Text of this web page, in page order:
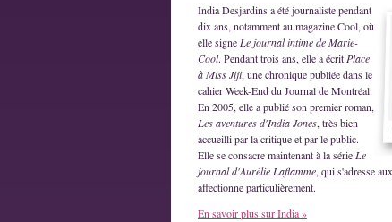
India Desjardins a été journaliste pendant
dix ans, notamment au magazine Cool, où
elle signe Le journal intime de Marie-
Cool. Pendant trois ans, elle a écrit Place
à Miss Jiji, une chronique publiée dans le
cahier Week-End du Journal de Montréal.
En 2005, elle a publié son premier roman,
Les aventures d'India Jones, très bien
accueilli par la critique et par le public.
Elle se consacre maintenant à la série Le
journal d'Aurélie Laflamme, qui s'adresse
affectionne particulièrement.
En savoir plus sur India »